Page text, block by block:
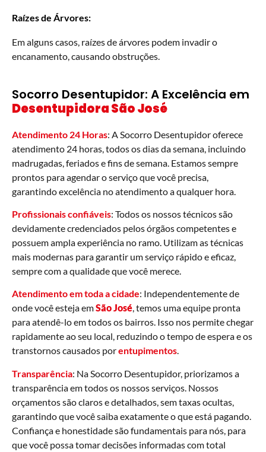
Raízes de Árvores:
Em alguns casos, raízes de árvores podem invadir o
encanamento, causando obstruções.
Socorro Desentupidor: A Excelência em
Desentupidora São José
Atendimento 24 Horas: A Socorro Desentupidor oferece
atendimento 24 horas, todos os dias da semana, incluindo
madrugadas, feriados e fins de semana. Estamos sempre
prontos para agendar o serviço que você precisa,
garantindo excelência no atendimento a qualquer hora.
Profissionais confiáveis: Todos os nossos técnicos são
devidamente credenciados pelos órgãos competentes e
possuem ampla experiência no ramo. Utilizam as técnicas
mais modernas para garantir um serviço rápido e eficaz,
sempre com a qualidade que você merece.
Atendimento em toda a cidade: Independentemente de
onde você esteja emSão José, temos uma equipe pronta
para atendê-lo em todos os bairros. Isso nos permite chegar
rapidamente ao seu local, reduzindo o tempo de espera e os
transtornos causados porentupimentos.
Transparência: Na Socorro Desentupidor, priorizamos a
transparência em todos os nossos serviços. Nossos
orçamentos são claros e detalhados, sem taxas ocultas,
garantindo que você saiba exatamente o que está pagando.
Confiança e honestidade são fundamentais para nós, para
que você possa tomar decisões informadas com total